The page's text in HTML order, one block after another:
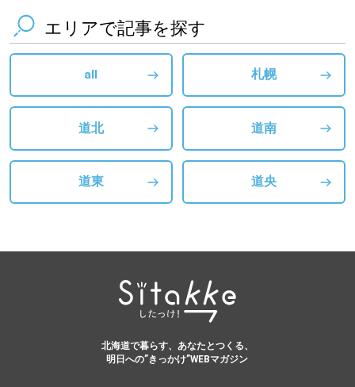
エリアで記事を探す
all 札幌
道北 道南
道東 道央
北海道で暮らす、あなたとつくる、
明日への”きっかけ”WEBマガジン